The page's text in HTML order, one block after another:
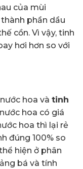
của mùi
phần dầu
cồn. Vì vậy, tinh
hơi hơn so với
hoa và tinh
hoa có giá
hoa thì lại rẻ
đúng 100% so
hiện ở phân
bá và tính